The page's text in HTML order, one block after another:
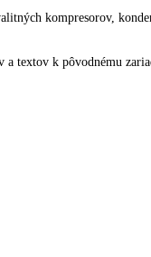
Používanie